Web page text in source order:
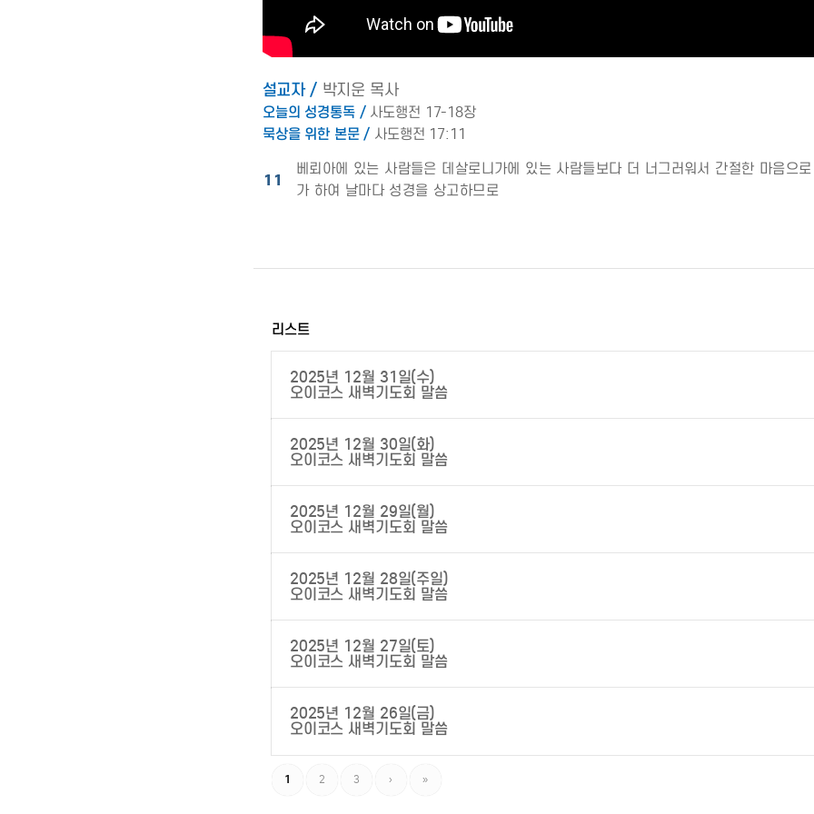
설교자 / 박지운 목사
오늘의 성경통독 /사도행전 17-18장
묵상을 위한 본문 / 사도행전 17:11
11
베뢰아에 있는 사람들은 데살로니가에 있는 사람들보다 더 너그러워서 간절한 마음으
가 하여 날마다 성경을 상고하므로
리스트
2025년 12월 31일(수)
오이코스 새벽기도회 말씀
2025년 12월 30일(화)
오이코스 새벽기도회 말씀
2025년 12월 29일(월)
오이코스 새벽기도회 말씀
2025년 12월 28일(주일)
오이코스 새벽기도회 말씀
2025년 12월 27일(토)
오이코스 새벽기도회 말씀
2025년 12월 26일(금)
오이코스 새벽기도회 말씀
1 2 3 › »